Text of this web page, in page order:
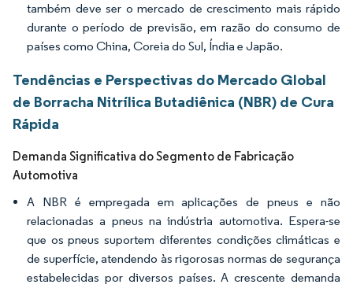
também deve ser o mercado de crescimento mais rápido
durante o período de previsão, em razão do consumo de
países como China, Coreia do Sul, Índia e Japão.
Tendências e Perspectivas do Mercado Global
de Borracha Nitrílica Butadiênica (NBR) de Cura
Rápida
Demanda Significativa do Segmento de Fabricação
Automotiva
A NBR é empregada em aplicações de pneus e não
relacionadas a pneus na indústria automotiva. Espera-se
que os pneus suportem diferentes condições climáticas e
de superfície, atendendo às rigorosas normas de segurança
estabelecidas por diversos países. A crescente demanda